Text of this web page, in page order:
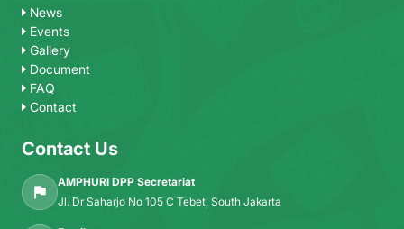
News
Events
Gallery
Document
FAQ
Contact
Contact Us
AMPHURI DPP Secretariat
Jl. Dr Saharjo No 105 C Tebet, South Jakarta